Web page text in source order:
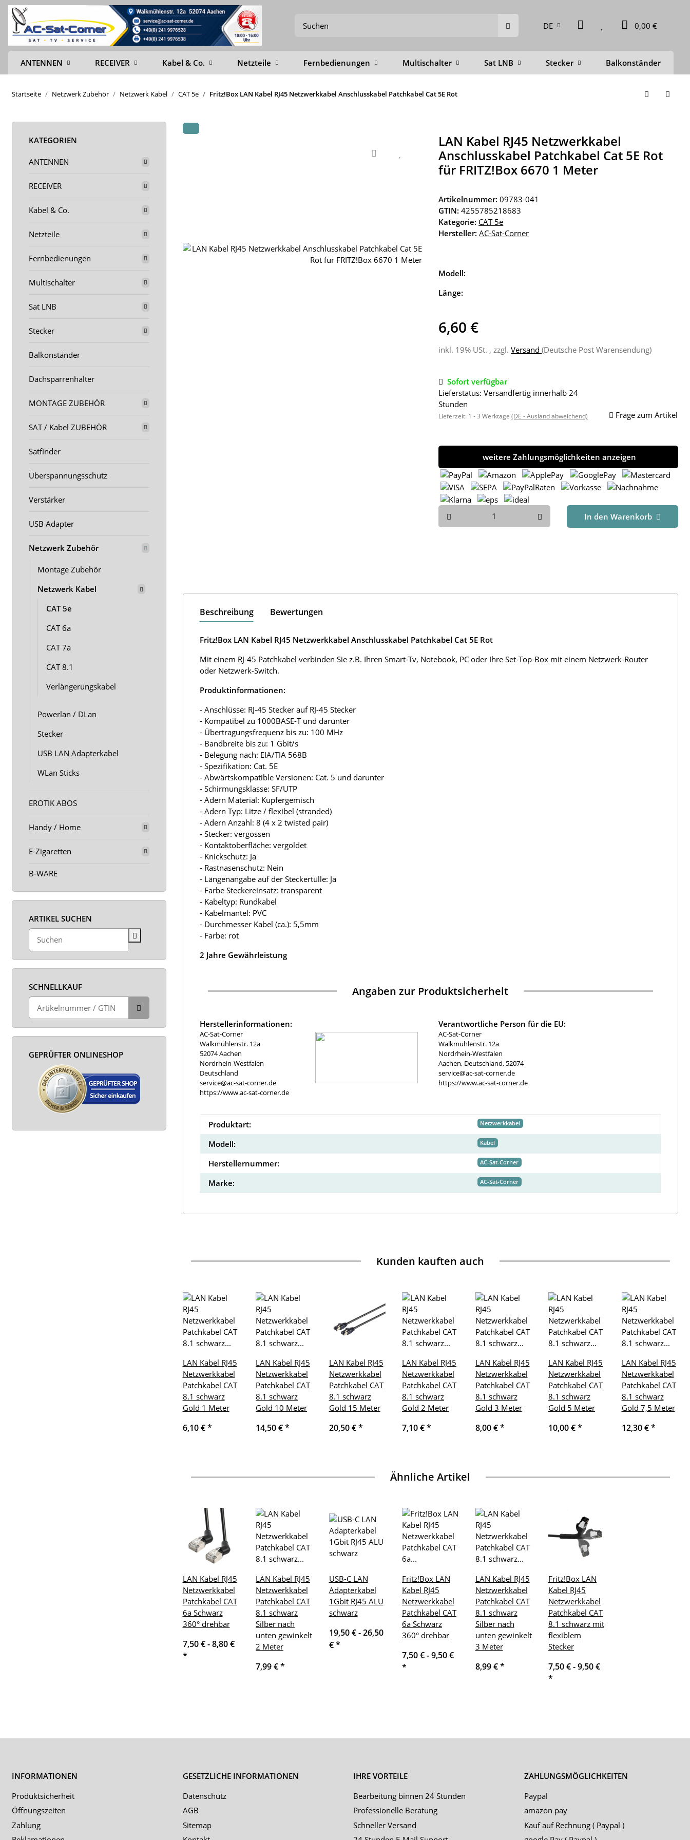
DE 0,00 €
ANTENNEN RECEIVER Kabel & Co. Netzteile Fernbedienungen Multischalter Sat LNB Stecker Balkonständer
Startseite Netzwerk Zubehör Netzwerk Kabel CAT 5e Fritz!Box LAN Kabel RJ45 Netzwerkkabel Anschlusskabel Patchkabel Cat 5E Rot
LAN Kabel RJ45 Netzwerkkabel
Anschlusskabel Patchkabel Cat 5E Rot
für FRITZ!Box 6670 1 Meter
Artikelnummer:09783-041
GTIN: 4255785218683
Kategorie: CAT 5e
Hersteller: AC-Sat-Corner
Modell:
Länge:
6,60 €
inkl. 19% USt. , zzgl.Versand(Deutsche Post Warensendung)
Sofort verfügbar
Lieferstatus: Versandfertig innerhalb 24
Stunden
Lieferzeit: 1 - 3 Werktage(DE - Ausland abweichend) Frage zum Artikel
weitere Zahlungsmöglichkeiten anzeigen
In den Warenkorb
Beschreibung Bewertungen
Fritz!Box LAN Kabel RJ45 Netzwerkkabel Anschlusskabel Patchkabel Cat 5E Rot
Mit einem RJ-45 Patchkabel verbinden Sie z.B. Ihren Smart-Tv, Notebook, PC oder Ihre Set-Top-Box mit einem Netzwerk-Router
oder Netzwerk-Switch.
Produktinformationen:
- Anschlüsse: RJ-45 Stecker auf RJ-45 Stecker
- Kompatibel zu 1000BASE-T und darunter
- Übertragungsfrequenz bis zu: 100 MHz
- Bandbreite bis zu: 1 Gbit/s
- Belegung nach: EIA/TIA 568B
- Spezifikation: Cat. 5E
- Abwärtskompatible Versionen: Cat. 5 und darunter
- Schirmungsklasse: SF/UTP
- Adern Material: Kupfergemisch
- Adern Typ: Litze / flexibel (stranded)
- Adern Anzahl: 8 (4 x 2 twisted pair)
- Stecker: vergossen
- Kontaktoberfläche: vergoldet
- Knickschutz: Ja
- Rastnasenschutz: Nein
- Längenangabe auf der Steckertülle: Ja
- Farbe Steckereinsatz: transparent
- Kabeltyp: Rundkabel
- Kabelmantel: PVC
- Durchmesser Kabel (ca.): 5,5mm
- Farbe: rot
2 Jahre Gewährleistung
Angaben zur Produktsicherheit
Herstellerinformationen:
AC-Sat-Corner
Walkmühlenstr. 12a
52074 Aachen
Nordrhein-Westfalen
Deutschland
service@ac-sat-corner.de
https://www.ac-sat-corner.de
Verantwortliche Person für die EU:
AC-Sat-Corner
Walkmühlenstr. 12a
Nordrhein-Westfalen
Aachen, Deutschland, 52074
service@ac-sat-corner.de
https://www.ac-sat-corner.de
Produktart: Netzwerkkabel
Modell: Kabel
Herstellernummer: AC-Sat-Corner
Marke: AC-Sat-Corner
Kunden kauften auch
LAN Kabel RJ45
Netzwerkkabel
Patchkabel CAT
8.1 schwarz
Gold 1 Meter
6,10 €*
LAN Kabel RJ45
Netzwerkkabel
Patchkabel CAT
8.1 schwarz
Gold 10 Meter
14,50 €*
LAN Kabel RJ45
Netzwerkkabel
Patchkabel CAT
8.1 schwarz
Gold 15 Meter
20,50 €*
LAN Kabel RJ45
Netzwerkkabel
Patchkabel CAT
8.1 schwarz
Gold 2 Meter
7,10 €*
LAN Kabel RJ45
Netzwerkkabel
Patchkabel CAT
8.1 schwarz
Gold 3 Meter
8,00 €*
LAN Kabel RJ45
Netzwerkkabel
Patchkabel CAT
8.1 schwarz
Gold 5 Meter
10,00 €*
LAN Kabel RJ45
Netzwerkkabel
Patchkabel CAT
8.1 schwarz
Gold 7,5 Meter
12,30 €*
Ähnliche Artikel
LAN Kabel RJ45
Netzwerkkabel
Patchkabel CAT
6a Schwarz
360° drehbar
7,50 € -8,80 €
*
LAN Kabel RJ45
Netzwerkkabel
Patchkabel CAT
8.1 schwarz
Silber nach
unten gewinkelt
2 Meter
7,99 €*
USB-C LAN
Adapterkabel
1Gbit RJ45 ALU
schwarz
19,50 € -26,50
€*
Fritz!Box LAN
Kabel RJ45
Netzwerkkabel
Patchkabel CAT
6a Schwarz
360° drehbar
7,50 € -9,50 €
*
LAN Kabel RJ45
Netzwerkkabel
Patchkabel CAT
8.1 schwarz
Silber nach
unten gewinkelt
3 Meter
8,99 €*
Fritz!Box LAN
Kabel RJ45
Netzwerkkabel
Patchkabel CAT
8.1 schwarz mit
flexiblem
Stecker
7,50 € -9,50 €
*
KATEGORIEN
ANTENNEN
RECEIVER
Kabel & Co.
Netzteile
Fernbedienungen
Multischalter
Sat LNB
Stecker
Balkonständer
Dachsparrenhalter
MONTAGE ZUBEHÖR
SAT / Kabel ZUBEHÖR
Satfinder
Überspannungsschutz
Verstärker
USB Adapter
Netzwerk Zubehör
Montage Zubehör
Netzwerk Kabel
CAT 5e
CAT 6a
CAT 7a
CAT 8.1
Verlängerungskabel
Powerlan / DLan
Stecker
USB LAN Adapterkabel
WLan Sticks
EROTIK ABOS
Handy / Home
E-Zigaretten
B-WARE
ARTIKEL SUCHEN
SCHNELLKAUF
GEPRÜFTER ONLINESHOP
INFORMATIONEN
Produktsicherheit
Öffnungszeiten
Zahlung
GESETZLICHE INFORMATIONEN
Datenschutz
AGB
Sitemap
IHRE VORTEILE
Bearbeitung binnen 24 Stunden
Professionelle Beratung
Schneller Versand
ZAHLUNGSMÖGLICHKEITEN
Paypal
amazon pay
Kauf auf Rechnung ( Paypal )